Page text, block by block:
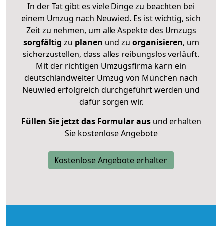
In der Tat gibt es viele Dinge zu beachten bei
einem Umzug nach Neuwied. Es ist wichtig, sich
Zeit zu nehmen, um alle Aspekte des Umzugs
sorgfältig zu planen und zu organisieren, um
sicherzustellen, dass alles reibungslos verläuft.
Mit der richtigen Umzugsfirma kann ein
deutschlandweiter Umzug von München nach
Neuwied erfolgreich durchgeführt werden und
dafür sorgen wir.
Füllen Sie jetzt das Formular ausund erhalten
Sie kostenlose Angebote
Kostenlose Angebote erhalten